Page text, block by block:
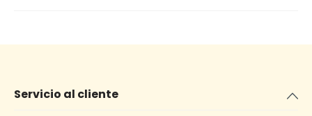
Servicio al cliente